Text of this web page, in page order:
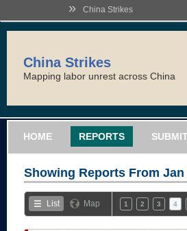
» China Strikes
China Strikes
Mapping labor unrest across China
HOME REPORTS
Showing Reports From Jan
List Map 1 2 3 4